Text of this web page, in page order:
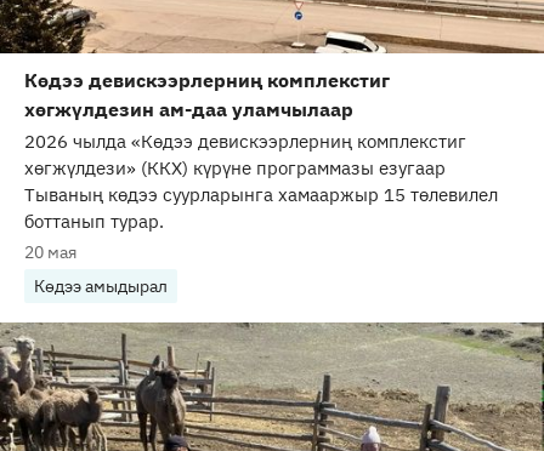
Көдээ девискээрлерниң комплекстиг
хөгжүлдезин ам-даа уламчылаар
2026 чылда «Көдээ девискээрлерниң комплекстиг
хөгжүлдези» (ККХ) күрүне программазы езугаар
Тываның көдээ суурларынга хамааржыр 15 төлевилел
боттанып турар.
20 мая
Көдээ амыдырал